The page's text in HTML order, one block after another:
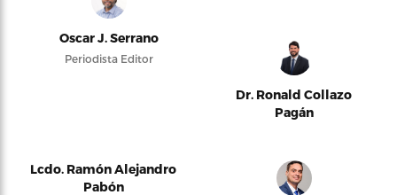
Oscar J. Serrano
Periodista Editor
Dr. Ronald Collazo
Pagán
Lcdo. Ramón Alejandro
Pabón